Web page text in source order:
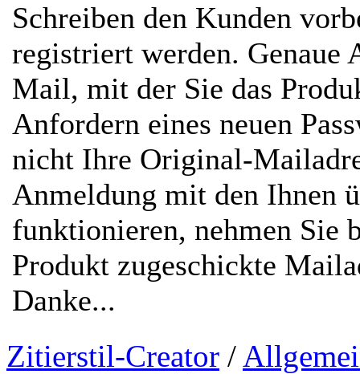
Schreiben den Kunden
registriert werden. Genaue
Mail, mit der Sie das
Anfordern eines neuen
nicht Ihre Original-
Anmeldung mit den Ihnen
funktionieren, nehmen Sie
Produkt zugeschickte
Danke...
Zitierstil-Creator /